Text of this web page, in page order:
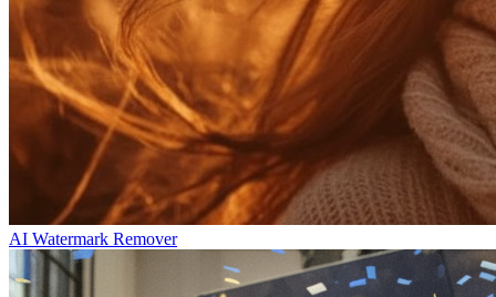
AI Watermark Remover